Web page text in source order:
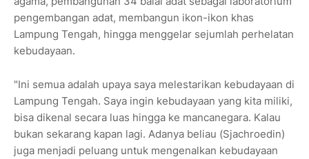
pengembangan adat, membangun ikon-ikon khas
Lampung Tengah, hingga menggelar sejumlah perhelatan
kebudayaan.
"Ini semua adalah upaya saya melestarikan kebudayaan di
Lampung Tengah. Saya ingin kebudayaan yang kita miliki,
bisa dikenal secara luas hingga ke mancanegara. Kalau
bukan sekarang kapan lagi. Adanya beliau (Sjachroedin)
juga menjadi peluang untuk mengenalkan kebudayaan